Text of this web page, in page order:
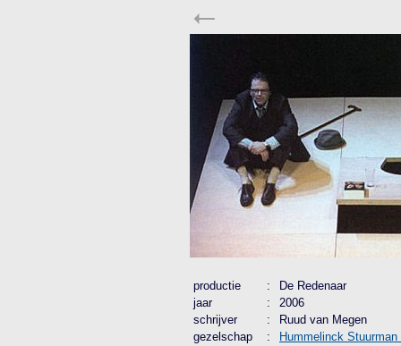
productie :
De Redenaar
jaar
:
2006
schrijver
:
Ruud van Megen
gezelschap
:
Hummelinck